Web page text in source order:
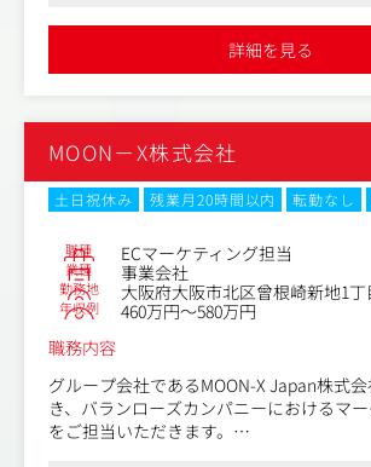
kライブでの商品紹介、魅力のプレゼンテ
ルタイムでの接客および販売。
商品リサーチ・選定: 配信で紹介するブラ
グ、時計、アパレル等）のピックアップ
刺さる訴求ポイントの整理。
データ分析と改善: 配信ごとの視聴者数、
R）、売上などのデータを元にした、次回
やトークスクリプトのアップデート。
オペレーション連携: 配信のセットアップ
（在庫管理・発送担当）との連携およびオ
善の提案。
■ポジションの魅力
最先端市場のパイオニア：
4年ほどでグロース上場を果たしました
●「ベストベンチャー100」「Mizuho
望イノベーション企業として様々なメディア・
詳細を見る
MOON－X株式会社
土日祝休み 残業月20時間以内 転勤なし
職種 ECマーケティング担当
業種 事業会社
勤務地 大阪府大阪市北区曾根崎新地1丁
年収例
460万円～580万円
職務内容
グループ会社であるMOON-X Japan株式
き、バランローズカンパニーにおけるマ
をご担当いただきます。